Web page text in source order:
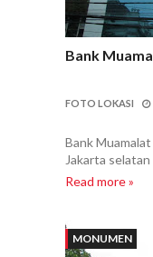
Bank
FOTO LOKASI
Bank
Jakarta
Read more »
MONUMEN